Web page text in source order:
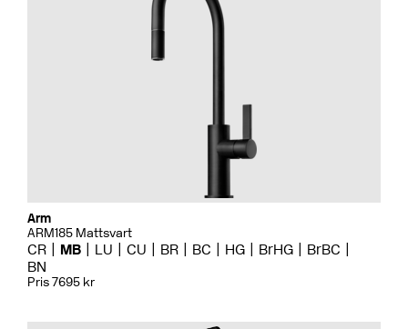
Arm
ARM185 Mattsvart
CR MB LU CU BR BC HG BrHG
BrBC
BN
Pris 7695 kr